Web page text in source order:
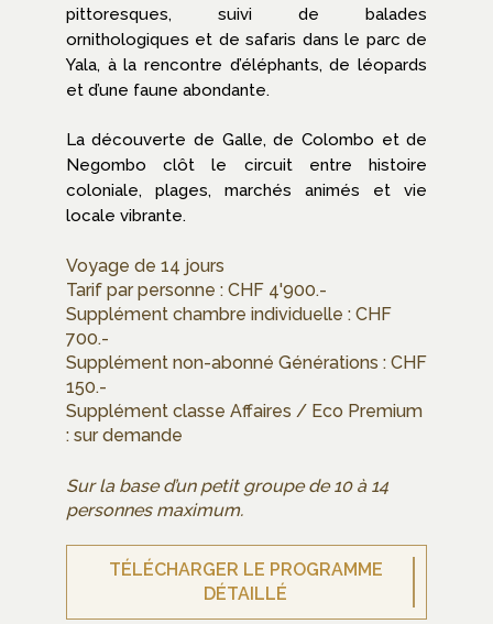
pittoresques, suivi de balades
ornithologiques et de safaris dans le parc de
Yala, à la rencontre d’éléphants, de léopards
et d’une faune abondante.
La découverte de Galle, de Colombo et de
Negombo clôt le circuit entre histoire
coloniale, plages, marchés animés et vie
locale vibrante.
Voyage de 14 jours
Tarif par personne : CHF 4'900.-
Supplément chambre individuelle : CHF
700.-
Supplément non-abonné Générations : CHF
150.-
Supplément classe Affaires / Eco Premium
: sur demande
Sur la base d’un petit groupe de 10 à 14
personnes maximum.
TÉLÉCHARGER LE PROGRAMME
DÉTAILLÉ